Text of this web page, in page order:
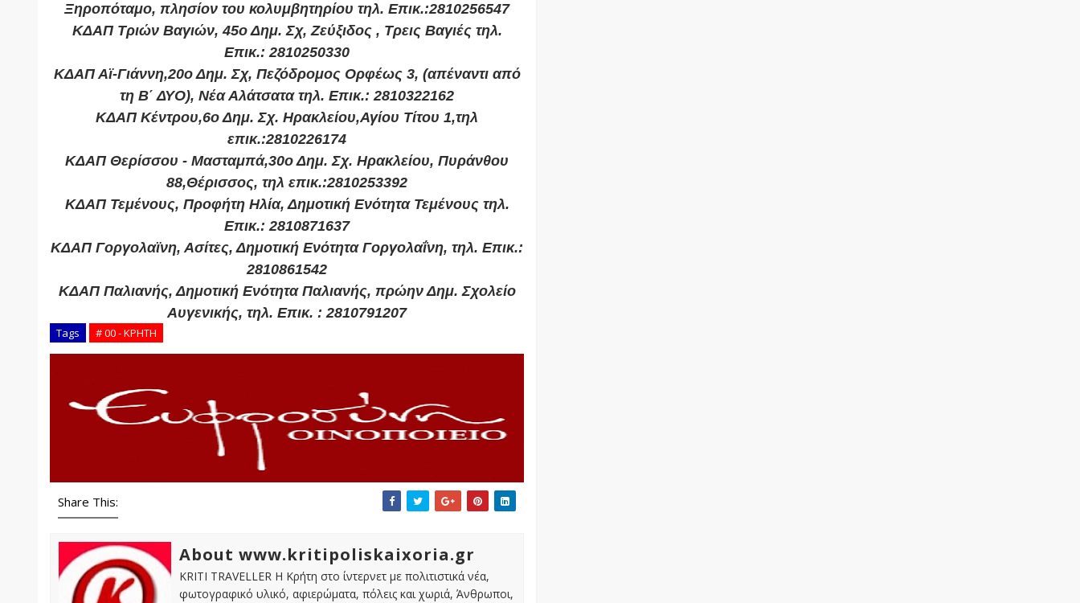
Ξηροπόταμο, πλησίον του κολυμβητηρίου τηλ. Επικ.:2810256547
ΚΔΑΠ Τριών Βαγιών, 45ο Δημ. Σχ, Ζεύξιδος , Τρεις Βαγιές τηλ.
Επικ.: 2810250330
ΚΔΑΠ Αϊ-Γιάννη,20ο Δημ. Σχ, Πεζόδρομος Ορφέως 3, (απέναντι από
τη Β΄ ΔΥΟ), Νέα Αλάτσατα τηλ. Επικ.: 2810322162
ΚΔΑΠ Κέντρου,6ο Δημ. Σχ. Ηρακλείου,Αγίου Τίτου 1,τηλ
επικ.:2810226174
ΚΔΑΠ Θερίσσου - Μασταμπά,30ο Δημ. Σχ. Ηρακλείου, Πυράνθου
88,Θέρισσος, τηλ επικ.:2810253392
ΚΔΑΠ Τεμένους, Προφήτη Ηλία, Δημοτική Ενότητα Τεμένους τηλ.
Επικ.: 2810871637
ΚΔΑΠ Γοργολαϊνη, Ασίτες, Δημοτική Ενότητα Γοργολαΐνη, τηλ. Επικ.:
2810861542
ΚΔΑΠ Παλιανής, Δημοτική Ενότητα Παλιανής, πρώην Δημ. Σχολείο
Αυγενικής, τηλ. Επικ. : 2810791207
Tags # 00 - ΚΡΗΤΗ
Share This:
About www.kritipoliskaixoria.gr
KRITI TRAVELLER Η Κρήτη στο ίντερνετ με πολιτιστικά νέα,
φωτογραφικό υλικό, αφιερώματα, πόλεις και χωριά, Άνθρωποι,